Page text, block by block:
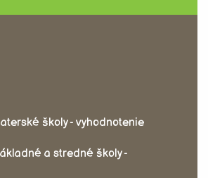
školy - vyhodnotenie
a stredné školy -